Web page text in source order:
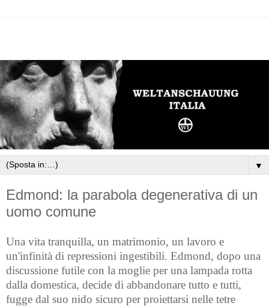
▼
Edmond: la parabola degenerativa di un
uomo comune
Una vita tranquilla, un matrimonio, un lavoro e
un'infinità di repressioni ingestibili. Edmond, dopo una
discussione futile con la moglie per una lampada rotta
dalla domestica, decide di abbandonare tutto e tutti,
fugge dal suo nido sicuro per proiettarsi nelle tetre